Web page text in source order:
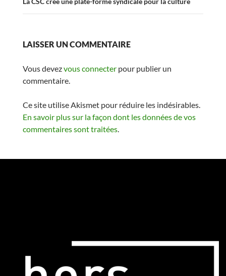
LAISSER UN COMMENTAIRE
Vous devezvous connecterpour publier un
commentaire.
Ce site utilise Akismet pour réduire les indésirables.
En savoir plus sur la façon dont les données de vos
commentaires sont traitées.